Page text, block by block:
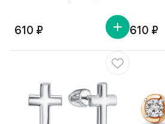
610 ₽ 610 ₽